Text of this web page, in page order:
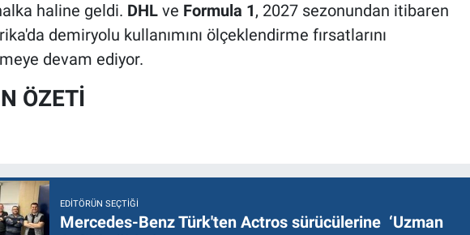
haline geldi. DHLve Formula 1, 2027 sezonundan itibaren
demiryolu kullanımını ölçeklendirme fırsatlarını
devam ediyor.
ÖZETİ
EDITÖRÜN SEÇTIĞI
Mercedes-Benz Türk'ten Actros sürücülerine ‘Uzman